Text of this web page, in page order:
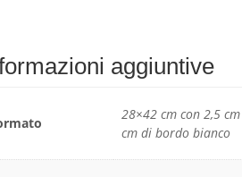
aggiuntive
28×42 cm con 2,5
cm di bordo bianco